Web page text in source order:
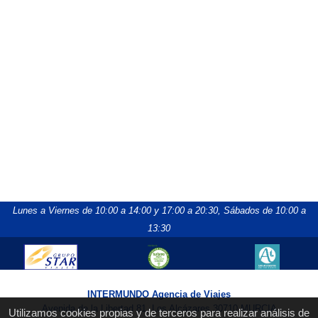
Utilizamos cookies propias y de terceros para realizar análisis de
Lunes a Viernes de 10:00 a 14:00 y 17:00 a 20:30, Sábados de 10:00 a
13:30
INTERMUNDO Agencia de Viajes
Avenida de la Libertad 81, Los Alcázares 30710 MURCIA